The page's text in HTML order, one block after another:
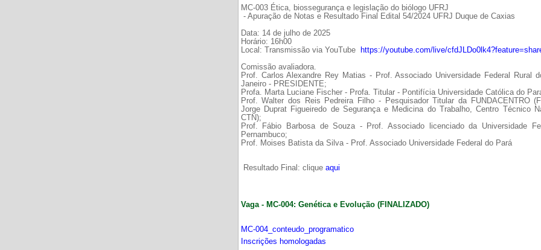
MC-003 Ética, biossegurança e legislação do biólogo UFRJ
- Apuração de Notas e Resultado Final Edital 54/2024 UFRJ Duque de Caxias
Data: 14 de julho de 2025
Horário: 16h00
Local: Transmissão via YouTube
https://youtube.com/live/
Comissão avaliadora.
Prof. Carlos Alexandre Rey Matias - Prof. Associado Universidade Federal Rural
Janeiro - PRESIDENTE;
Profa. Marta Luciane Fischer - Profa. Titular - Pontifícia Universidade Católica do
Prof. Walter dos Reis Pedreira Filho - Pesquisador Titular da FUNDACENTRO
Jorge Duprat Figueiredo de Segurança e Medicina do Trabalho, Centro Técnico
CTN);
Prof. Fábio Barbosa de Souza - Prof. Associado licenciado da Universidade
Pernambuco;
Prof. Moises Batista da Silva - Prof. Associado Universidade Federal do Pará
Resultado Final: clique aqui
Vaga - MC-004: Genética e Evolução (FINALIZADO)
MC-004_conteudo_programatico
Inscrições homologadas